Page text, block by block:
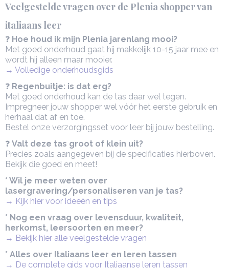
Veelgestelde vragen over de Plenia shopper van
italiaans leer
❓ Hoe houd ik mijn Plenia jarenlang mooi?
Met goed onderhoud gaat hij makkelijk 10-15 jaar mee en
wordt hij alleen maar mooier.
→ Volledige onderhoudsgids
❓ Regenbuitje: is dat erg?
Met goed onderhoud kan de tas daar wel tegen.
Impregneer jouw shopper wel vóór het eerste gebruik en
herhaal dat af en toe.
Bestel onze verzorgingsset voor leer bij jouw bestelling.
❓ Valt deze tas groot of klein uit?
Precies zoals aangegeven bij de specificaties hierboven.
Bekijk die goed en meet!
* Wil je meer weten over
lasergravering/personaliseren van je tas?
→ Kijk hier voor ideeën en tips
* Nog een vraag over levensduur, kwaliteit,
herkomst, leersoorten en meer?
→ Bekijk hier alle veelgestelde vragen
* Alles over Italiaans leer en leren tassen
→ De complete gids voor Italiaanse leren tassen